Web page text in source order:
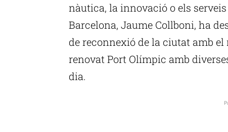
nàutica, la innovació o els
Barcelona, Jaume Collboni, ha
de reconnexió de la ciutat amb el
renovat Port Olímpic amb
dia.